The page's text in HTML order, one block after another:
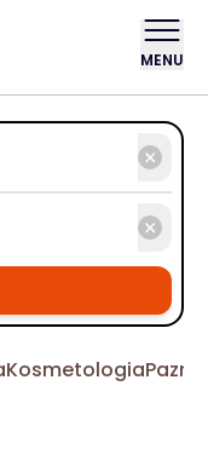
MENU
Kosmetologia